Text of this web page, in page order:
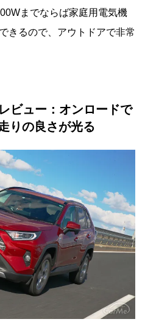
までならば家庭用電気機
きるので、アウトドアで非常
ビュー：オンロードで
りの良さが光る